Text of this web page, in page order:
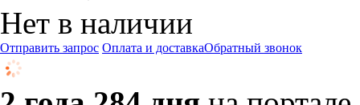
Нет в наличии
Отправить запрос Оплата и доставкаОбратный звонок